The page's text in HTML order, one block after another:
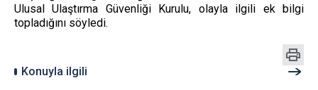
Ulusal Ulaştırma Güvenliği Kurulu, olayla ilgili ek bilgi
topladığını söyledi.
Konuyla ilgili